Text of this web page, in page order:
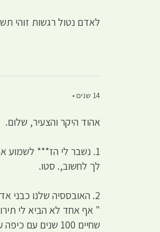
לאדם נטול רגשות זוהי
14 שנים •
אהוד היקר והצעיר, שלום.
1. נשבר לי הז*** לשמוע
לך לחשוב,. סטו.
2. האובססיה שלנו